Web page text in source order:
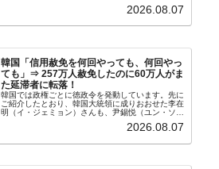
台数はこの中に捉えられているはずです。先月から
2026.08.07
韓国「信用赦免を何回やっても、何回やっ
ても」⇒ 257万人赦免したのに60万人がま
た延滞者に転落！
韓国では政権ごとに徳政令を発動しています。先に
ご紹介したとおり、韓国大統領に成りおおせた李在
明（イ・ジェミョン）さんも、尹錫悦（ユン・ソギ
バンクにして不良債権の買い取りを行い、分割償還
2026.08.07